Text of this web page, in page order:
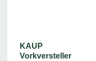
KAUP
Vorkversteller